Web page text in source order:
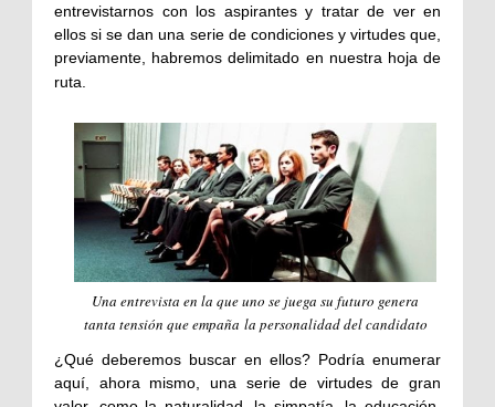
entrevistarnos con los aspirantes y tratar de ver en
ellos si se dan una serie de condiciones y virtudes que,
previamente, habremos delimitado en nuestra hoja de
ruta.
Una entrevista en la que uno se juega su futuro genera
tanta tensión que empaña la personalidad del candidato
¿Qué deberemos buscar en ellos? Podría enumerar
aquí, ahora mismo, una serie de virtudes de gran